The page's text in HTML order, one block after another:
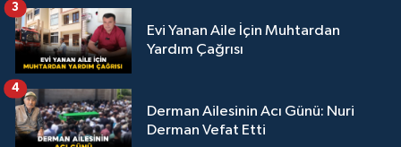
Evi Yanan Aile İçin Muhtardan
Yardım Çağrısı
3
Derman Ailesinin Acı Günü: Nuri
Derman Vefat Etti
4